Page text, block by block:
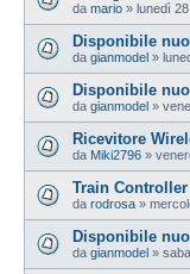
da mario » lunedì
Disponibile
da gianmodel »
Disponibile
da gianmodel »
Ricevitore
da Miki2796 »
Train Controller
da rodrosa »
Disponibile
da gianmodel »